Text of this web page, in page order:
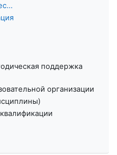
поддержка
организации